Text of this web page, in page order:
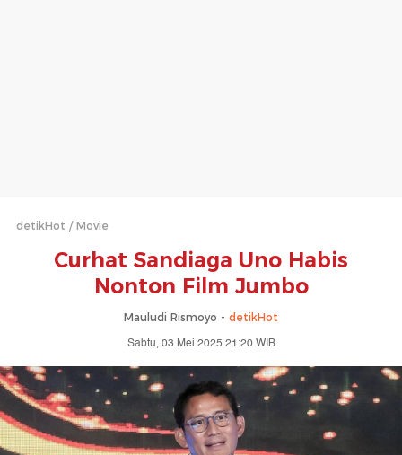
detikHot Movie
Curhat Sandiaga Uno Habis
Nonton Film Jumbo
Mauludi Rismoyo - detikHot
Sabtu, 03 Mei 2025 21:20 WIB